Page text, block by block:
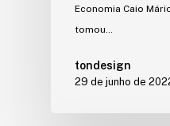
Economia Caio
tomou…
tondesign
29 de junho de